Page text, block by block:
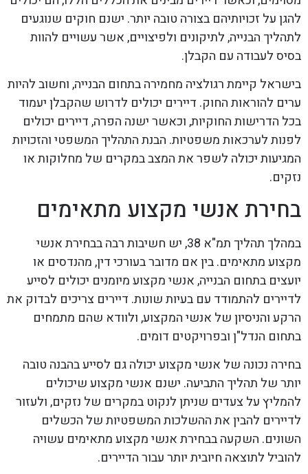
להגן על זכויותיהם בצורה טובה יותר. ישנם חוקים שנוגעים
לתהליך הבנייה, לתיקונים ולפיצויים, אשר עשויים להוות
בסיס לעבודה עם הקבלן.
בישראל קיימת רגולציה מחמירה בתחום הבנייה, וחשוב להיות
ערים להוראות החוק. דיירים יכולים לדרוש שהקבלן יעמוד
בכל הדרישות החוקיות, וכאשר ישנה הפרה, דיירים יכולים
לפנות לערכאות משפטיות. הבנת התהליך המשפטי והזכויות
המגיעות יכולה לשפר את המצב במקרים של מחלוקות או
נזקים.
בחירת אנשי מקצוע מתאימים
במהלך תהליך תמ"א 38, יש חשיבות רבה בבחירת אנשי
מקצוע מתאימים. בין אם מדובר בעורכי דין, מהנדסים או
יועצים בתחום הבנייה, אנשי מקצוע מיומנים יכולים לסייע
לדיירים להתמודד עם בעיות שונות. דיירים צריכים לבדוק את
הרקע והניסיון של אנשי המקצוע, ולוודא שהם מתמחים
בתחום הנדל"ן ובפרויקטים דומים.
בחירה נכונה של אנשי מקצוע יכולה גם לסייע בהבנה טובה
יותר של תהליך התביעה. ישנם אנשי מקצוע שיכולים
להמליץ על צעדים שניתן לנקוט במקרים של נזקים, ולעזור
לדיירים להבין את ההשלכות המשפטיות של הכשלים
השונים. השקעה בבחירת אנשי מקצוע מתאימים עשויה
להוביל לתוצאה חיובית יותר עבור הדיירים.